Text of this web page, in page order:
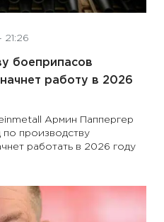
21:26
боеприпасов
работу в 2026
Армин Паппергер
производству
работать в 2026 году